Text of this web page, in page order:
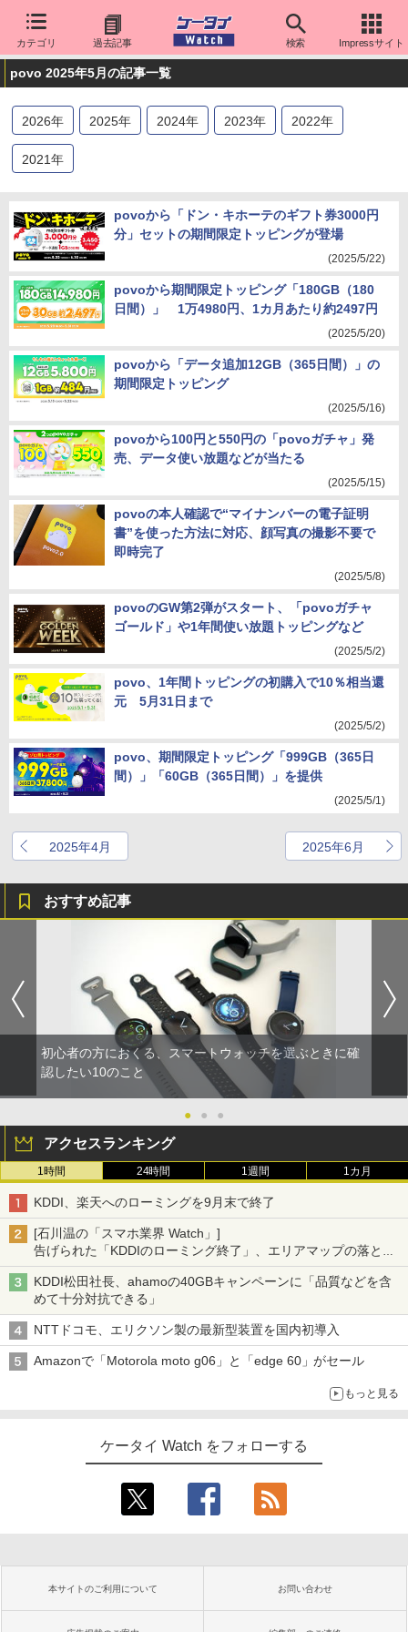
カテゴリ 過去記事 検索 Impressサイト
povo 2025年5月の記事一覧
2026年 2025年 2024年 2023年 2022年
2021年
povoから「ドン・キホーテのギフト券3000円
分」セットの期間限定トッピングが登場
(2025/5/22)
povoから期間限定トッピング「180GB（180
日間）」 1万4980円、1カ月あたり約2497円
(2025/5/20)
povoから「データ追加12GB（365日間）」の
期間限定トッピング
(2025/5/16)
povoから100円と550円の「povoガチャ」発
売、データ使い放題などが当たる
(2025/5/15)
povoの本人確認で“マイナンバーの電子証明
書”を使った方法に対応、顔写真の撮影不要で
即時完了
(2025/5/8)
povoのGW第2弾がスタート、「povoガチャ
ゴールド」や1年間使い放題トッピングなど
(2025/5/2)
povo、1年間トッピングの初購入で10％相当還
元 5月31日まで
(2025/5/2)
povo、期間限定トッピング「999GB（365日
間）」「60GB（365日間）」を提供
(2025/5/1)
2025年4月 2025年6月
おすすめ記事
初心者の方におくる、スマートウォッチを選ぶときに確
認したい10のこと
● ● ●
アクセスランキング
1時間 24時間 1週間 1カ月
KDDI、楽天へのローミングを9月末で終了
[石川温の「スマホ業界 Watch」]
告げられた「KDDIのローミング終了」、エリアマップの落とし
穴と楽天モバイルの課題
KDDI松田社長、ahamoの40GBキャンペーンに「品質などを含
めて十分対抗できる」
NTTドコモ、エリクソン製の最新型装置を国内初導入
Amazonで「Motorola moto g06」と「edge 60」がセール
もっと見る
ケータイ Watch をフォローする
本サイトのご利用について お問い合わせ